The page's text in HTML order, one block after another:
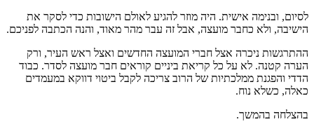
לסיום, ובנימה אישית. היה מוזר להגיע לאולם הישובות כדי לסקר את
הישיבה, ולא כחבר מועצה, אבל זה עבר מהר מאוד, והנה הכתבה לפניכם.
ההתרגשות ניכרה אצל חברי המועצה החדשים ואצל ראש העיר, ורק
הערה קטנה. לא על כל קריאת ביניים קוראים חבר מועצה לסדר. כבוד
הדדי והפגנת ממלכתיות של הרוב צריכה לקבל ביטוי דווקא במעמדים
כאלה, כשלא נוח.
בהצלחה בהמשך.